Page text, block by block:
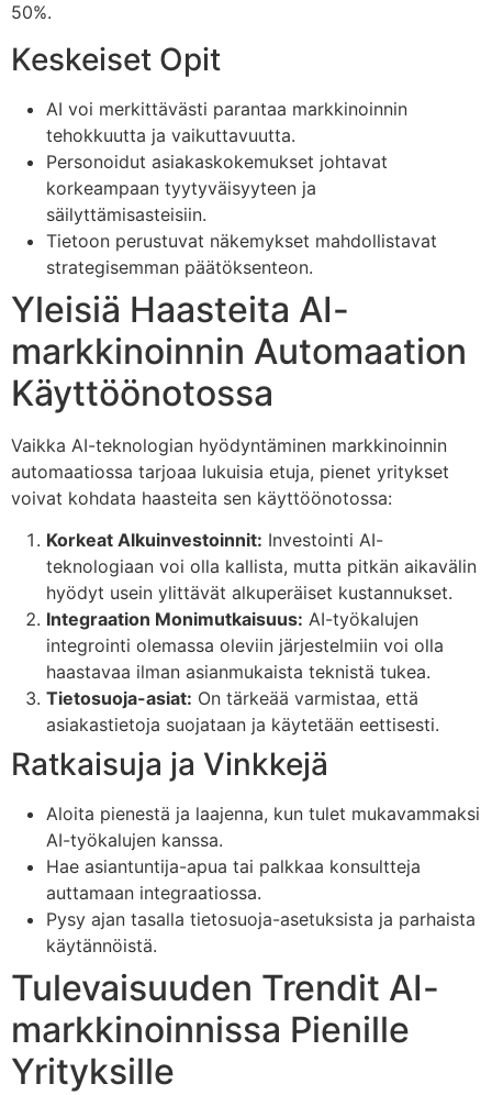
50%.
Keskeiset Opit
AI voi merkittävästi parantaa markkinoinnin
tehokkuutta ja vaikuttavuutta.
Personoidut asiakaskokemukset johtavat
korkeampaan tyytyväisyyteen ja
säilyttämisasteisiin.
Tietoon perustuvat näkemykset mahdollistavat
strategisemman päätöksenteon.
Yleisiä Haasteita AI-
markkinoinnin Automaation
Käyttöönotossa
Vaikka AI-teknologian hyödyntäminen markkinoinnin
automaatiossa tarjoaa lukuisia etuja, pienet yritykset
voivat kohdata haasteita sen käyttöönotossa:
Korkeat Alkuinvestoinnit: Investointi AI-
teknologiaan voi olla kallista, mutta pitkän aikavälin
hyödyt usein ylittävät alkuperäiset kustannukset.
Integraation Monimutkaisuus: AI-työkalujen
integrointi olemassa oleviin järjestelmiin voi olla
haastavaa ilman asianmukaista teknistä tukea.
Tietosuoja-asiat: On tärkeää varmistaa, että
asiakastietoja suojataan ja käytetään eettisesti.
Ratkaisuja ja Vinkkejä
Aloita pienestä ja laajenna, kun tulet mukavammaksi
AI-työkalujen kanssa.
Hae asiantuntija-apua tai palkkaa konsultteja
auttamaan integraatiossa.
Pysy ajan tasalla tietosuoja-asetuksista ja parhaista
käytännöistä.
Tulevaisuuden Trendit AI-
markkinoinnissa Pienille
Yrityksille